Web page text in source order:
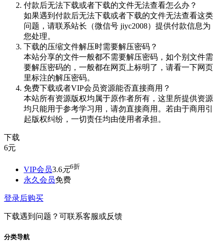
付款后无法下载或者下载的文件无法查看怎么办？
如果遇到付款后无法下载或者下载的文件无法查看这类
问题，请联系站长（微信号 jiyc2008）提供付款信息为
您处理。
下载的压缩文件解压时需要解压密码？
本站分享的文件一般都不需要解压密码，如个别文件需
要解压密码的，一般都在网页上标明了，请看一下网页
里标注的解压密码。
免费下载或者VIP会员资源能否直接商用？
本站所有资源版权均属于原作者所有，这里所提供资源
均只能用于参考学习用，请勿直接商用。若由于商用引
起版权纠纷，一切责任均由使用者承担。
下载
6元
VIP会员3.6元6折
永久会员免费
登录后购买
下载遇到问题？可联系客服或反馈
分类导航